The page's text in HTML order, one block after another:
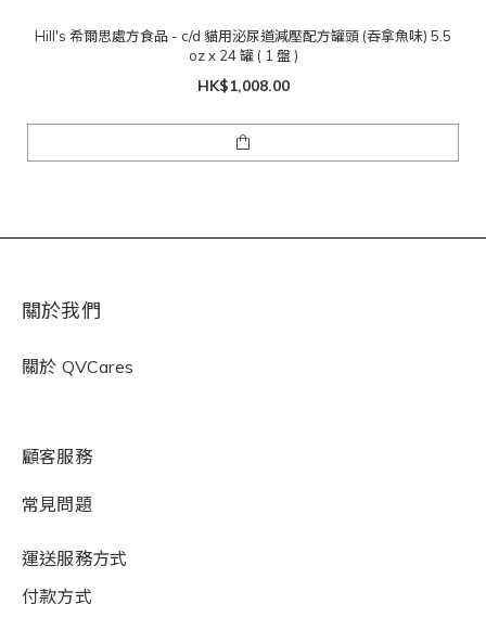
Hill's 希爾思處方食品 - c/d 貓用泌尿道減壓配方罐頭 (吞拿魚味) 5.5
oz x 24 罐 ( 1 盤 )
HK$1,008.00
關於我們
關於 QVCares
顧客服務
常見問題
運送服務方式
付款方式